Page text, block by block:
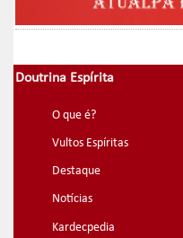
Doutrina Espírita
O que é?
Vultos Espíritas
Destaque
Notícias
Kardecpedia